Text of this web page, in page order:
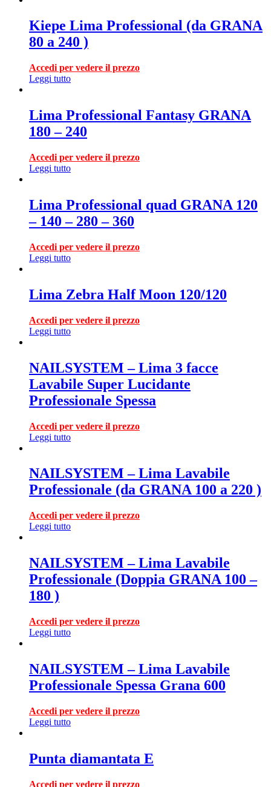
Kiepe Lima Professional (da GRANA
80 a 240 )
Accedi per vedere il prezzo
Leggi tutto
Lima Professional Fantasy GRANA
180 – 240
Accedi per vedere il prezzo
Leggi tutto
Lima Professional quad GRANA 120
– 140 – 280 – 360
Accedi per vedere il prezzo
Leggi tutto
Lima Zebra Half Moon 120/120
Accedi per vedere il prezzo
Leggi tutto
NAILSYSTEM – Lima 3 facce
Lavabile Super Lucidante
Professionale Spessa
Accedi per vedere il prezzo
Leggi tutto
NAILSYSTEM – Lima Lavabile
Professionale (da GRANA 100 a 220 )
Accedi per vedere il prezzo
Leggi tutto
NAILSYSTEM – Lima Lavabile
Professionale (Doppia GRANA 100 –
180 )
Accedi per vedere il prezzo
Leggi tutto
NAILSYSTEM – Lima Lavabile
Professionale Spessa Grana 600
Accedi per vedere il prezzo
Leggi tutto
Punta diamantata E
Accedi per vedere il prezzo